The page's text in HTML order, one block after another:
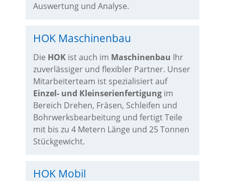
Auswertung und Analyse.
HOK Maschinenbau
Die HOKist auch im Maschinenbau Ihr
zuverlässiger und flexibler Partner. Unser
Mitarbeiterteam ist spezialisiert auf
Einzel- und Kleinserienfertigungim
Bereich Drehen, Fräsen, Schleifen und
Bohrwerksbearbeitung und fertigt Teile
mit bis zu 4 Metern Länge und 25 Tonnen
Stückgewicht.
HOK Mobil